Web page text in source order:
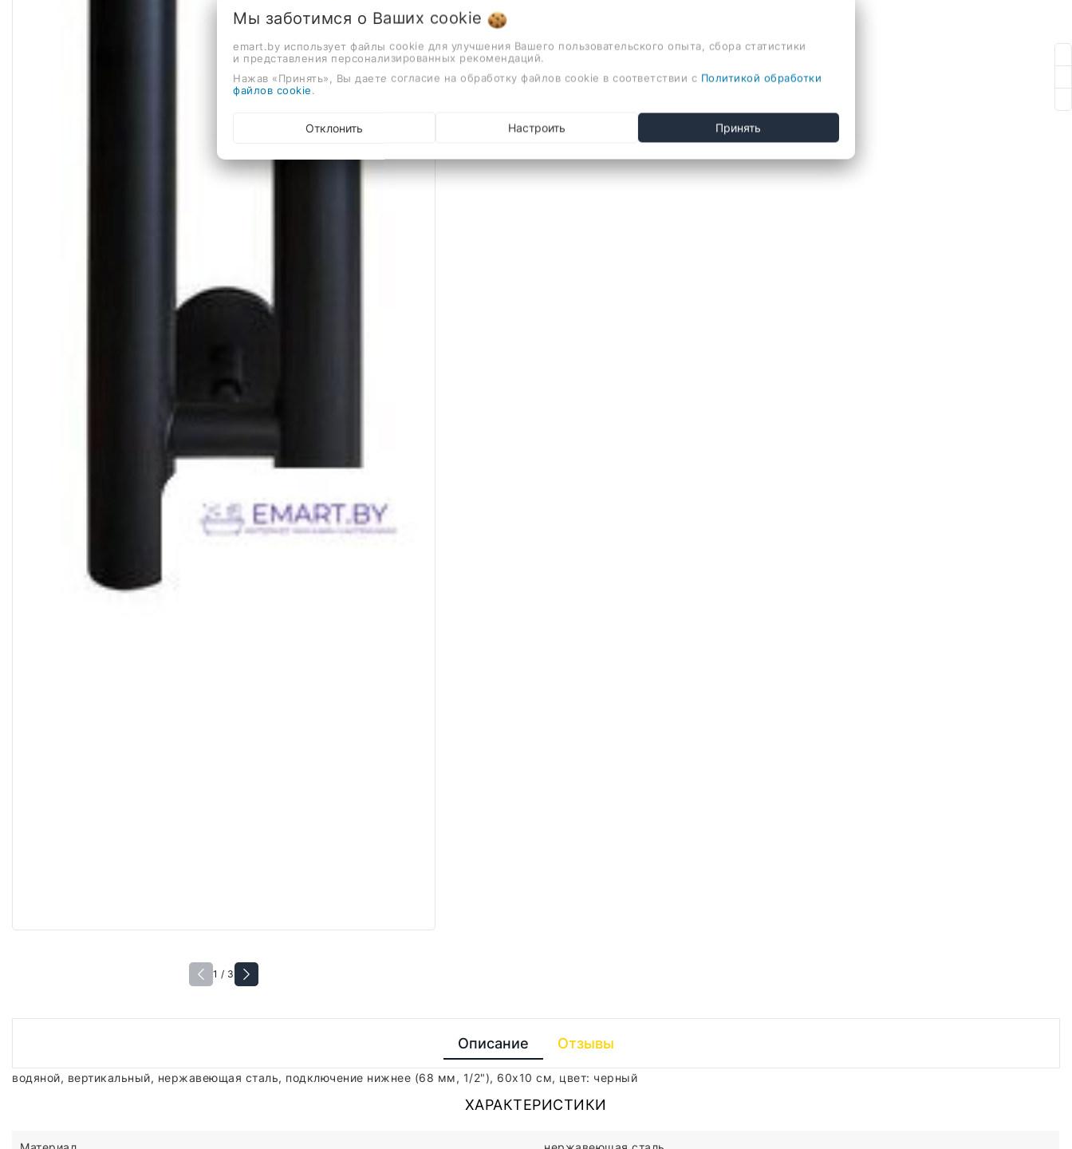
1 / 3
Описание Отзывы
водяной, вертикальный, нержавеющая сталь, подключение нижнее (68 мм, 1/2"), 60x10 см, цвет: черный
ХАРАКТЕРИСТИКИ
Мы заботимся о Ваших cookie
emart.by использует файлы cookie для улучшения Вашего пользовательского опыта, сбора статистики
и представления персонализированных рекомендаций.
Нажав «Принять», Вы даете согласие на обработку файлов cookie в соответствии с Политикой обработки
файлов cookie.
Отклонить Настроить Принять